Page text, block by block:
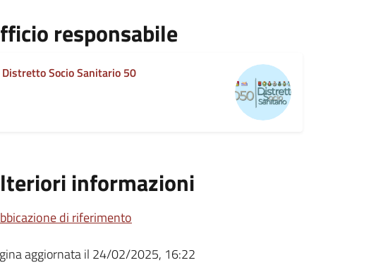
responsabile
Distretto Socio Sanitario 50
informazioni
di riferimento
aggiornata il 24/02/2025, 16:22